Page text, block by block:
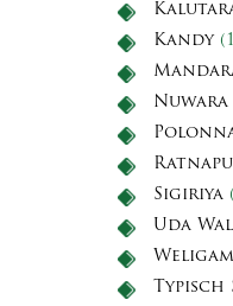
Kandy
Nuwara
Sigiriya
Uda
Typisch